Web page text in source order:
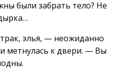
были забрать тело? Не
элья, — неожиданно
метнулась к двери. — Вы